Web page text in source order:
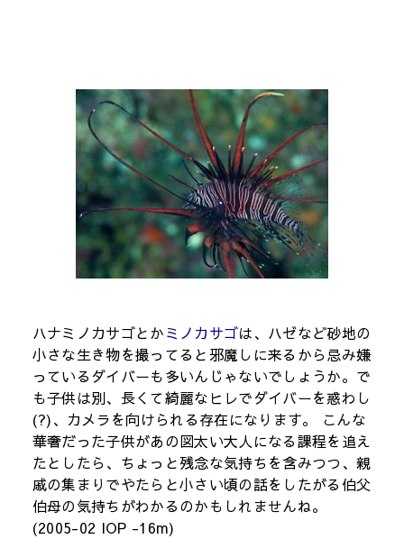
ハナミノカサゴとかミノカサゴは、ハゼなど砂地の
小さな生き物を撮ってると邪魔しに来るから忌み嫌
っているダイバーも多いんじゃないでしょうか。で
も子供は別、長くて綺麗なヒレでダイバーを惑わし
(?)、カメラを向けられる存在になります。 こんな
華奢だった子供があの図太い大人になる課程を追え
たとしたら、ちょっと残念な気持ちを含みつつ、親
戚の集まりでやたらと小さい頃の話をしたがる伯父
伯母の気持ちがわかるのかもしれませんね。
(2005-02 IOP -16m)